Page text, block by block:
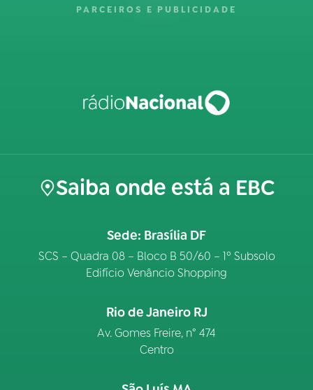
PARCEIROS E PUBLICIDADE
Saiba onde está a EBC
Sede: Brasília DF
SCS – Quadra 08 – Bloco B 50/60 – 1º Subsolo
Edifício Venâncio Shopping
Rio de Janeiro RJ
Av. Gomes Freire, n° 474
Centro